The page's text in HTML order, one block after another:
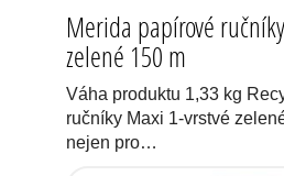
Merida papírové
zelené 150 m
Váha produktu 1,33 kg
ručníky Maxi 1-vrstvé
nejen pro…